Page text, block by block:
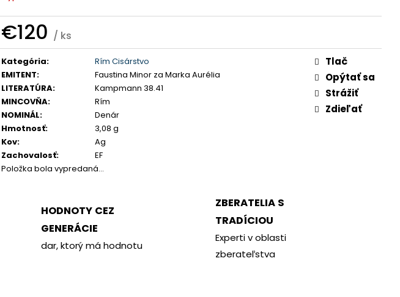
€120 / ks
Jednotková
cena:
Kategória:
Rím Cisárstvo
EMITENT:
Faustina Minor za Marka Aurélia
LITERATÚRA:
Kampmann 38.41
MINCOVŇA:
Rím
NOMINÁL:
Denár
Hmotnosť:
3,08 g
Kov:
Ag
Zachovalosť:
EF
Položka bola vypredaná…
Tlač
Opýtať sa
Strážiť
Zdieľať
HODNOTY CEZ
GENERÁCIE
dar, ktorý má hodnotu
ZBERATELIA S
TRADÍCIOU
Experti v oblasti
zberateľstva
€400